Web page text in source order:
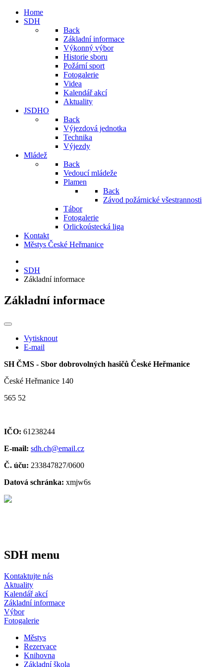
Home
SDH
Back
Základní informace
Výkonný výbor
Historie sboru
Požární sport
Fotogalerie
Videa
Kalendář akcí
Aktuality
JSDHO
Back
Výjezdová jednotka
Technika
Výjezdy
Mládež
Back
Vedoucí mládeže
Plamen
Back
Závod požárnické všestrannosti
Tábor
Fotogalerie
Orlickoústecká liga
Kontakt
Městys České Heřmanice
SDH
Základní informace
Základní informace
Vytisknout
E-mail
SH ČMS - Sbor dobrovolných hasičů České Heřmanice
České Heřmanice 140
565 52
IČO: 61238244
E-mail: sdh.ch@email.cz
Č. úču: 233847827/0600
Datová schránka: xmjw6s
SDH menu
Kontaktujte nás
Aktuality
Kalendář akcí
Základní informace
Výbor
Fotogalerie
Městys
Rezervace
Knihovna
Základní škola